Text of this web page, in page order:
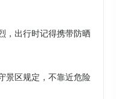
，出行时记得携带防晒
景区规定，不靠近危险